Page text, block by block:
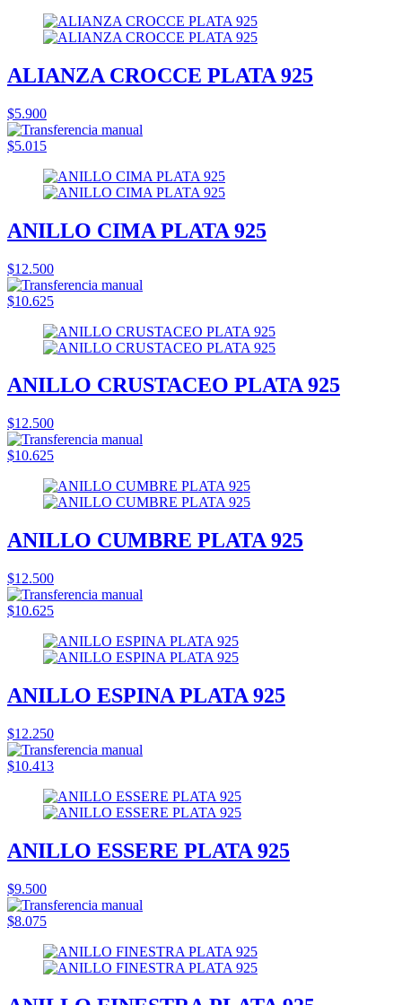
ALIANZA CROCCE PLATA 925
$5.900
$5.015
ANILLO CIMA PLATA 925
$12.500
$10.625
ANILLO CRUSTACEO PLATA 925
$12.500
$10.625
ANILLO CUMBRE PLATA 925
$12.500
$10.625
ANILLO ESPINA PLATA 925
$12.250
$10.413
ANILLO ESSERE PLATA 925
$9.500
$8.075